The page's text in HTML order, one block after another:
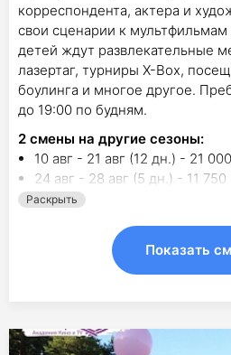
корреспондента, актера и
свои сценарии к
детей ждут развлекательные
лазертаг, турниры Х-Вох,
боулинга и многое другое.
до 19:00 по будням.
2 смены на другие сезоны:
10 авг - 21 авг (12 дн.) - 21
24 авг - 28 авг (5 дн.) - 11 750
Раскрыть
Показать